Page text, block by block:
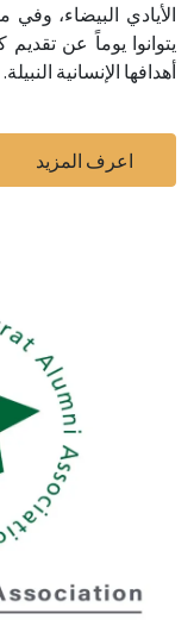
الأيادي البيضاء،
يتوانوا يوماً عن
أهدافها الإنسانية النبيلة.
اعرف المزيد